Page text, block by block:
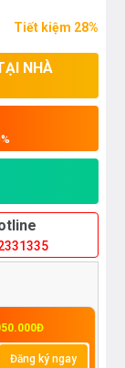
Tiết kiệm 28%
NHÀ
Đăng ký ngay